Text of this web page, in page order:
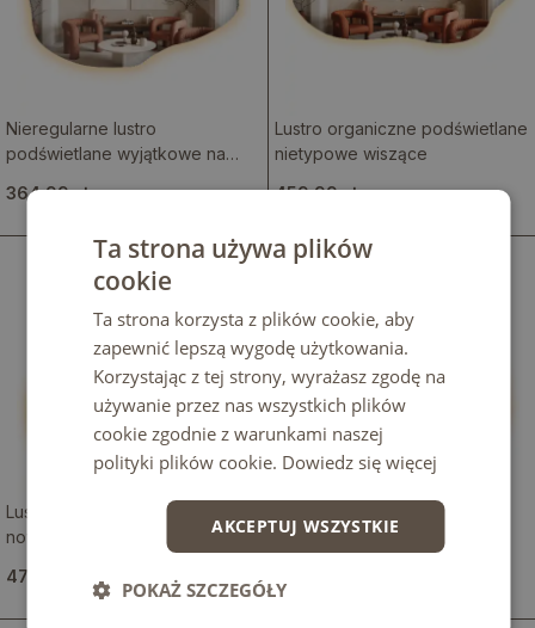
Nieregularne lustro
podświetlane wyjątkowe na
364.99 zł
Lustro organiczne podświetlane
nietypowe wiszące
459.99 zł
Lustro podświetlane w
nowoczesnym stylu z efektowną
479.99 zł
Lustro plama nieregularne
modernistyczne
Ta strona używa plików
cookie
Ta strona korzysta z plików cookie, aby
zapewnić lepszą wygodę użytkowania.
Korzystając z tej strony, wyrażasz zgodę na
używanie przez nas wszystkich plików
cookie zgodnie z warunkami naszej
polityki plików cookie. Dowiedz się więcej
AKCEPTUJ WSZYSTKIE
POKAŻ SZCZEGÓŁY